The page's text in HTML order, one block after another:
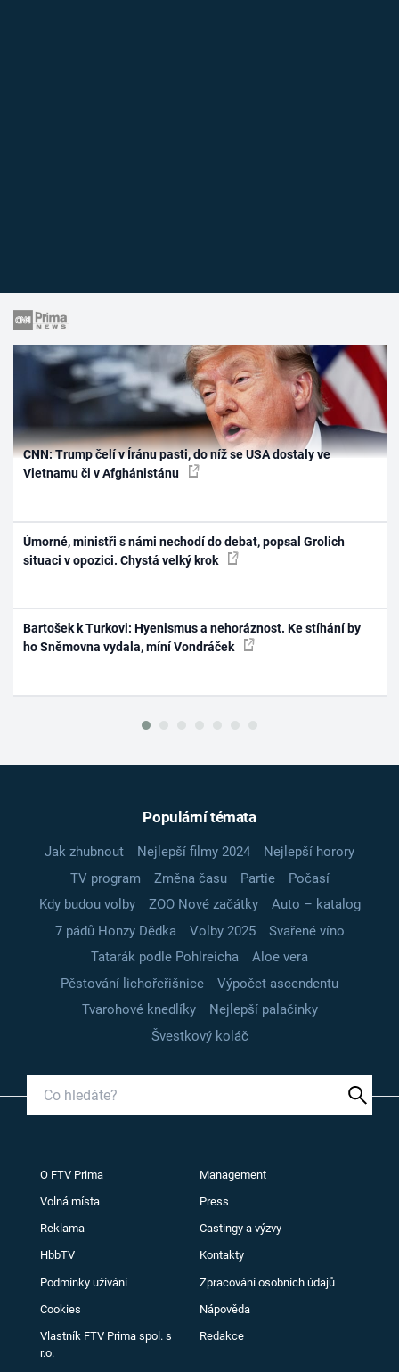
CNN: Trump čelí v Íránu pasti, do níž se USA dostaly ve
Vietnamu či v Afghánistánu
Úmorné, ministři s námi nechodí do debat, popsal Grolich
situaci v opozici. Chystá velký krok
Bartošek k Turkovi: Hyenismus a nehoráznost. Ke stíhání by
ho Sněmovna vydala, míní Vondráček
Populární témata
Jak zhubnout Nejlepší filmy 2024
Nejlepší horory
TV program
Změna času Partie
Počasí
Kdy budou volby
ZOO Nové začátky
Auto – katalog
7 pádů Honzy Dědka
Volby 2025
Svařené víno
Tatarák podle Pohlreicha
Aloe vera
Pěstování lichořeřišnice
Výpočet ascendentu
Tvarohové knedlíky
Nejlepší palačinky
Švestkový koláč
O FTV Prima Management
Volná místa Press
Reklama Castingy a výzvy
HbbTV Kontakty
Podmínky užívání Zpracování osobních údajů
Cookies Nápověda
Vlastník FTV Prima spol. s
r.o.
Redakce